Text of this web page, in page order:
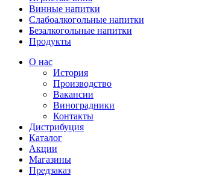
Винные напитки
Слабоалкогольные напитки
Безалкогольные напитки
Продукты
О нас
История
Производство
Вакансии
Виноградники
Контакты
Дистрибуция
Каталог
Акции
Магазины
Предзаказ